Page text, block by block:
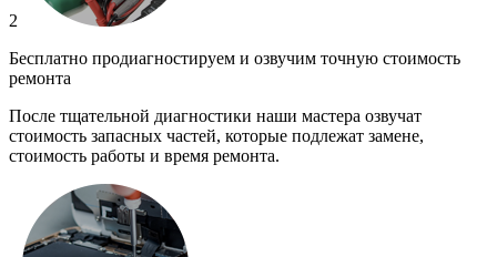
2
Бесплатно продиагностируем и озвучим точную стоимость
ремонта
После тщательной диагностики наши мастера озвучат
стоимость запасных частей, которые подлежат замене,
стоимость работы и время ремонта.